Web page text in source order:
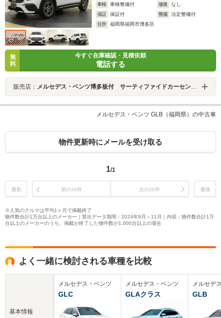
車検
車検整備付 修復
なし
保証
保証付 整備
法定整備付
住所
福岡県福岡市博多区
無
料
今すぐ在庫確認・見積依頼
電話する
販売店： メルセデス・ベンツ博多板付 サーティファイドカーセンター
メルセデス・ベンツ GLB（福岡県）の中古車
物件更新時にメールを受け取る
1/1
最初 前の30件 次の30件 最後
※人気のクルマは平均1ヶ月で掲載終了
物件数合計1万台以上のメーカー｜算出データ期間：2024年9月～11月｜内容：物件数合計1万
台以上のメーカーのうち、掲載が終了した物件数が1,000台以上の場合
よく一緒に検討される車種を比較
基本情報
メルセデス・ベンツ
GLC
メルセデス・ベンツ
GLAクラス
メルセデ
GLB